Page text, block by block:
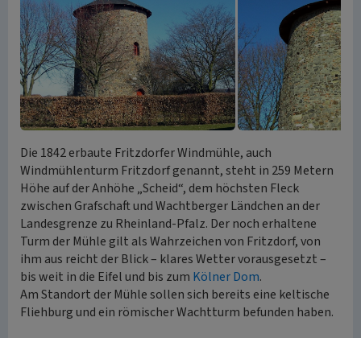
Die 1842 erbaute Fritzdorfer Windmühle, auch
Windmühlenturm Fritzdorf genannt, steht in 259 Metern
Höhe auf der Anhöhe „Scheid“, dem höchsten Fleck
zwischen Grafschaft und Wachtberger Ländchen an der
Landesgrenze zu Rheinland-Pfalz. Der noch erhaltene
Turm der Mühle gilt als Wahrzeichen von Fritzdorf, von
ihm aus reicht der Blick – klares Wetter vorausgesetzt –
bis weit in die Eifel und bis zum Kölner Dom.
Am Standort der Mühle sollen sich bereits eine keltische
Fliehburg und ein römischer Wachtturm befunden haben.